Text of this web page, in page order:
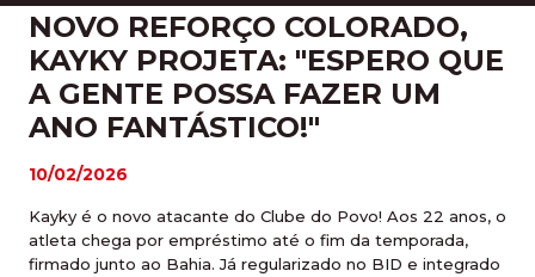
NOVO REFORÇO COLORADO,
KAYKY PROJETA: "ESPERO QUE
A GENTE POSSA FAZER UM
ANO FANTÁSTICO!"
10/02/2026
Kayky é o novo atacante do Clube do Povo! Aos 22 anos, o
atleta chega por empréstimo até o fim da temporada,
firmado junto ao Bahia. Já regularizado no BID e integrado